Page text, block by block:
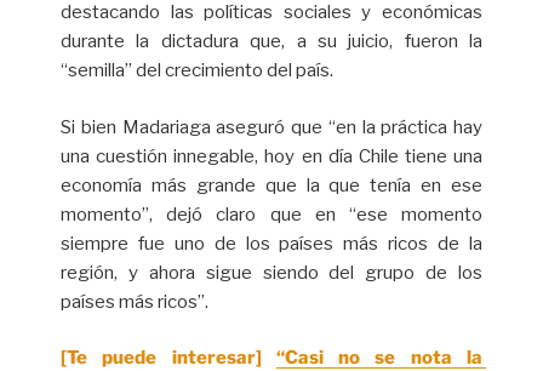
destacando las políticas sociales y económicas
durante la dictadura que, a su juicio, fueron la
“semilla” del crecimiento del país.
Si bien Madariaga aseguró que “en la práctica hay
una cuestión innegable, hoy en día Chile tiene una
economía más grande que la que tenía en ese
momento”, dejó claro que en “ese momento
siempre fue uno de los países más ricos de la
región, y ahora sigue siendo del grupo de los
países más ricos”.
[Te puede interesar] “Casi no se nota la